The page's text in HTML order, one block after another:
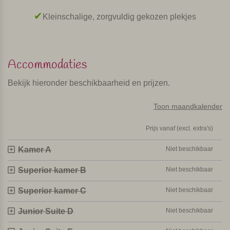
Bij de receptie helpen ze je graag met tips en de
het gebruik van lokale materialen zoals veel hout past het
een terras waar je bij mooi weer buiten kunt ontbijten. In de
tuin is een biopool, het water wordt gezuiverd door
groentetuin met diverse groenten (tomaten, courgettes,
pompoenen) en lokale kruiden.
Kamers & Suites
kamer is voorzien van wifi, minibar en waterkoker en föhn.
Kleinschalige, zorgvuldig gekozen plekjes
Accommodaties
Bekijk hieronder beschikbaarheid en prijzen.
Toon maandkalender
Prijs vanaf (excl. extra's)
Kamer A Niet beschikbaar
Superior kamer B Niet beschikbaar
Superior kamer C Niet beschikbaar
Junior Suite D Niet beschikbaar